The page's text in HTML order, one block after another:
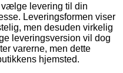
levering til din
Leveringsformen viser
men desuden virkelig
leveringsversion vil dog
varerne, men dette
hjemsted.